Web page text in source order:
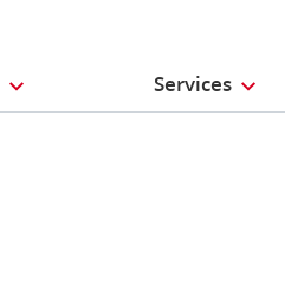
Services